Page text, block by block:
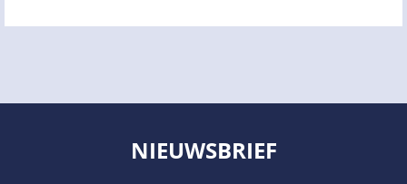
NIEUWSBRIEF